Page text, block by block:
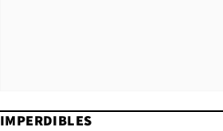
IMPERDIBLES